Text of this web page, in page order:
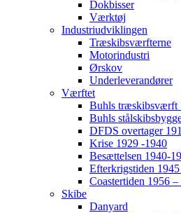
Dokbisser
Værktøj
Industriudviklingen
Træskibsværfterne
Motorindustri
Ørskov
Underleverandører
Værftet
Buhls træskibsværft
Buhls
DFDS overtager
Krise 1929 -1940
Besættelsen 1940-
Efterkrigstiden
Coastertiden 1956 –
Skibe
Danyard